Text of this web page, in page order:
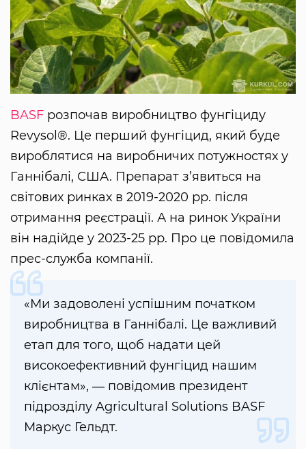
BASF розпочав виробництво фунгіциду
Revysol®. Це перший фунгіцид, який буде
вироблятися на виробничих потужностях у
Ганнібалі, США. Препарат з’явиться на
світових ринках в 2019-2020 рр. після
отримання реєстрації. А на ринок України
він надійде у 2023-25 рр. Про це повідомила
прес-служба компанії.
«Ми задоволені успішним початком
виробництва в Ганнібалі. Це важливий
етап для того, щоб надати цей
високоефективний фунгіцид нашим
клієнтам», ― повідомив президент
підрозділу Agricultural Solutions BASF
Маркус Гельдт.